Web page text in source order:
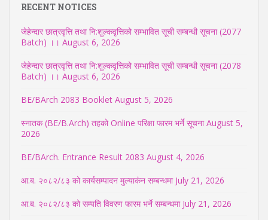
RECENT NOTICES
जेहेन्दार छात्रवृत्ति तथा नि:शुल्कवृत्तिको सम्भावित सूची सम्बन्धी सूचना (2077
Batch) ।। August 6, 2026
जेहेन्दार छात्रवृत्ति तथा नि:शुल्कवृत्तिको सम्भावित सूची सम्बन्धी सूचना (2078
Batch) ।। August 6, 2026
BE/BArch 2083 Booklet August 5, 2026
स्नातक (BE/B.Arch) तहको Online परिक्षा फारम भर्ने सूचना August 5,
2026
BE/BArch. Entrance Result 2083 August 4, 2026
आ.ब. २०८२/८३ को कार्यसम्पादन मुल्याकंन सम्बन्धमा July 21, 2026
आ.ब. २०८२/८३ को सम्पति विवरण फारम भर्ने सम्बन्धमा July 21, 2026